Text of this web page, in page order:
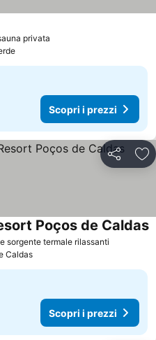
privata
Scopri i prezzi
Condividi
sorgente termale rilassanti
Poços de Caldas
Caldas
Scopri i prezzi